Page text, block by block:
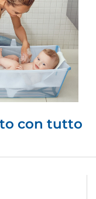
con tutto